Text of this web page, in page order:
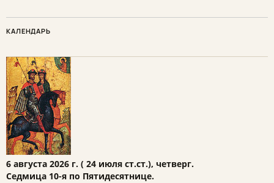
КАЛЕНДАРЬ
6 августа 2026 г. ( 24 июля ст.ст.), четверг.
Седмица 10-я по Пятидесятнице.